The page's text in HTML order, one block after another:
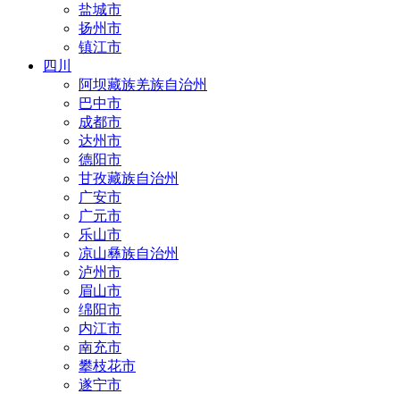
盐城市
扬州市
镇江市
四川
阿坝藏族羌族自治州
巴中市
成都市
达州市
德阳市
甘孜藏族自治州
广安市
广元市
乐山市
凉山彝族自治州
泸州市
眉山市
绵阳市
内江市
南充市
攀枝花市
遂宁市